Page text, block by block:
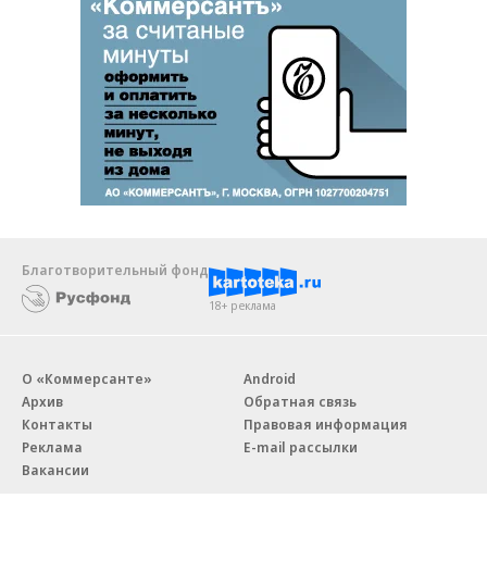
Благотворительный фонд
18+ реклама
О «Коммерсанте»
Архив
Контакты
Реклама
Вакансии
Android
Обратная связь
Правовая информация
E-mail рассылки